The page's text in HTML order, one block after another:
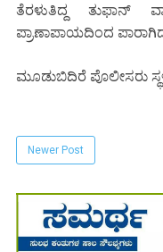
ತೆರಳುತಿದ್ದ ತುಫಾನ್
ಪ್ರಾಣಾಪಾಯದಿಂದ
ಮೂಡುಬಿದಿರೆ ಪೊಲೀಸರು
Newer Post